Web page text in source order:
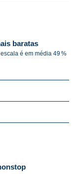
baratas
é em média 49 %